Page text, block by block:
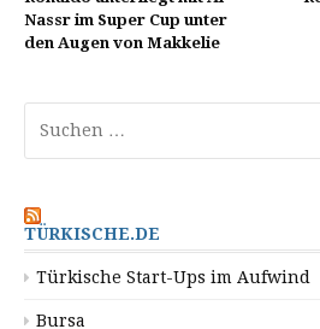
Nassr im Super Cup unter
den Augen von Makkelie
nach:
TÜRKISCHE.DE
Türkische Start-Ups im Aufwind
Bursa